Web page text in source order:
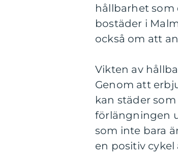
hållbarhet som
bostäder i
också om att
Vikten av
Genom att
kan städer
förlängningen
som inte bara
en positiv